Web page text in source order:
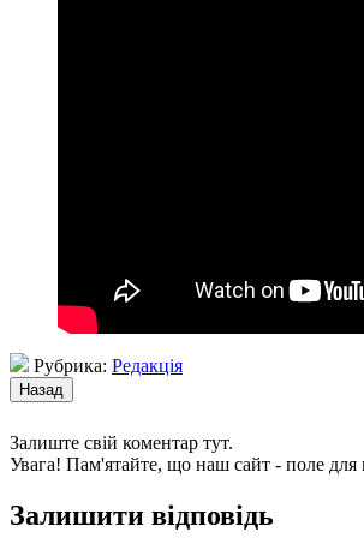
Рубрика: Редакція
Залиште свій коментар тут.
Увага! Пам'ятайте, що наш сайт - поле для
Залишити відповідь